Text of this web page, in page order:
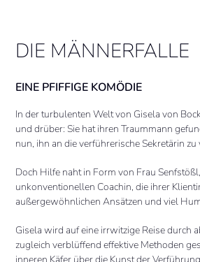
DIE MÄNNERFALLE
EINE PFIFFIGE KOMÖDIE
In der turbulenten Welt von Gisela von
und drüber: Sie hat ihren Traummann
nun, ihn an die verführerische Sekretärin zu
Doch Hilfe naht in Form von Frau
unkonventionellen Coachin, die ihrer
außergewöhnlichen Ansätzen und viel
Gisela wird auf eine irrwitzige Reise durch
zugleich verblüffend effektive Methoden